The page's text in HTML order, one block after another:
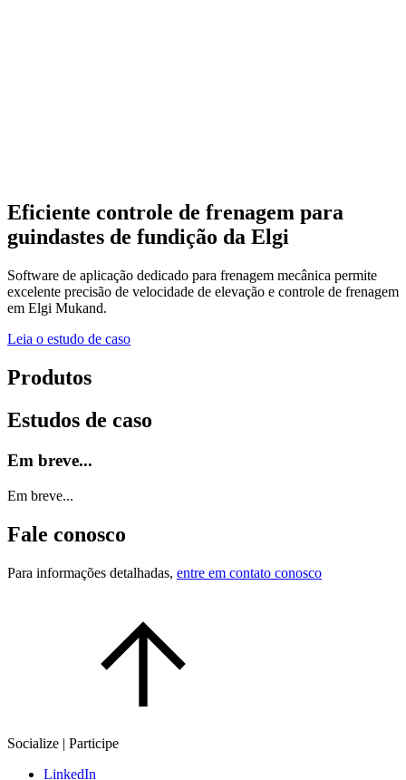
Eficiente controle de frenagem para
guindastes de fundição da Elgi
Software de aplicação dedicado para frenagem mecânica permite
excelente precisão de velocidade de elevação e controle de frenagem
em Elgi Mukand.
Leia o estudo de caso
Produtos
Estudos de caso
Em breve...
Em breve...
Fale conosco
Para informações detalhadas, entre em contato conosco
Socialize | Participe
LinkedIn